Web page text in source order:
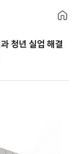
홈으로 이
청년 실업 해결